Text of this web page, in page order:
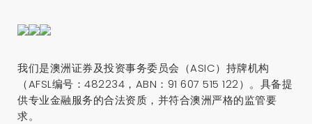
我们是澳洲证券及投资事务委员会（ASIC）持牌机构
（AFSL编号：482234，ABN：91 607 515 122）。具备提
供专业金融服务的合法资质，并符合澳洲严格的监管要
求。